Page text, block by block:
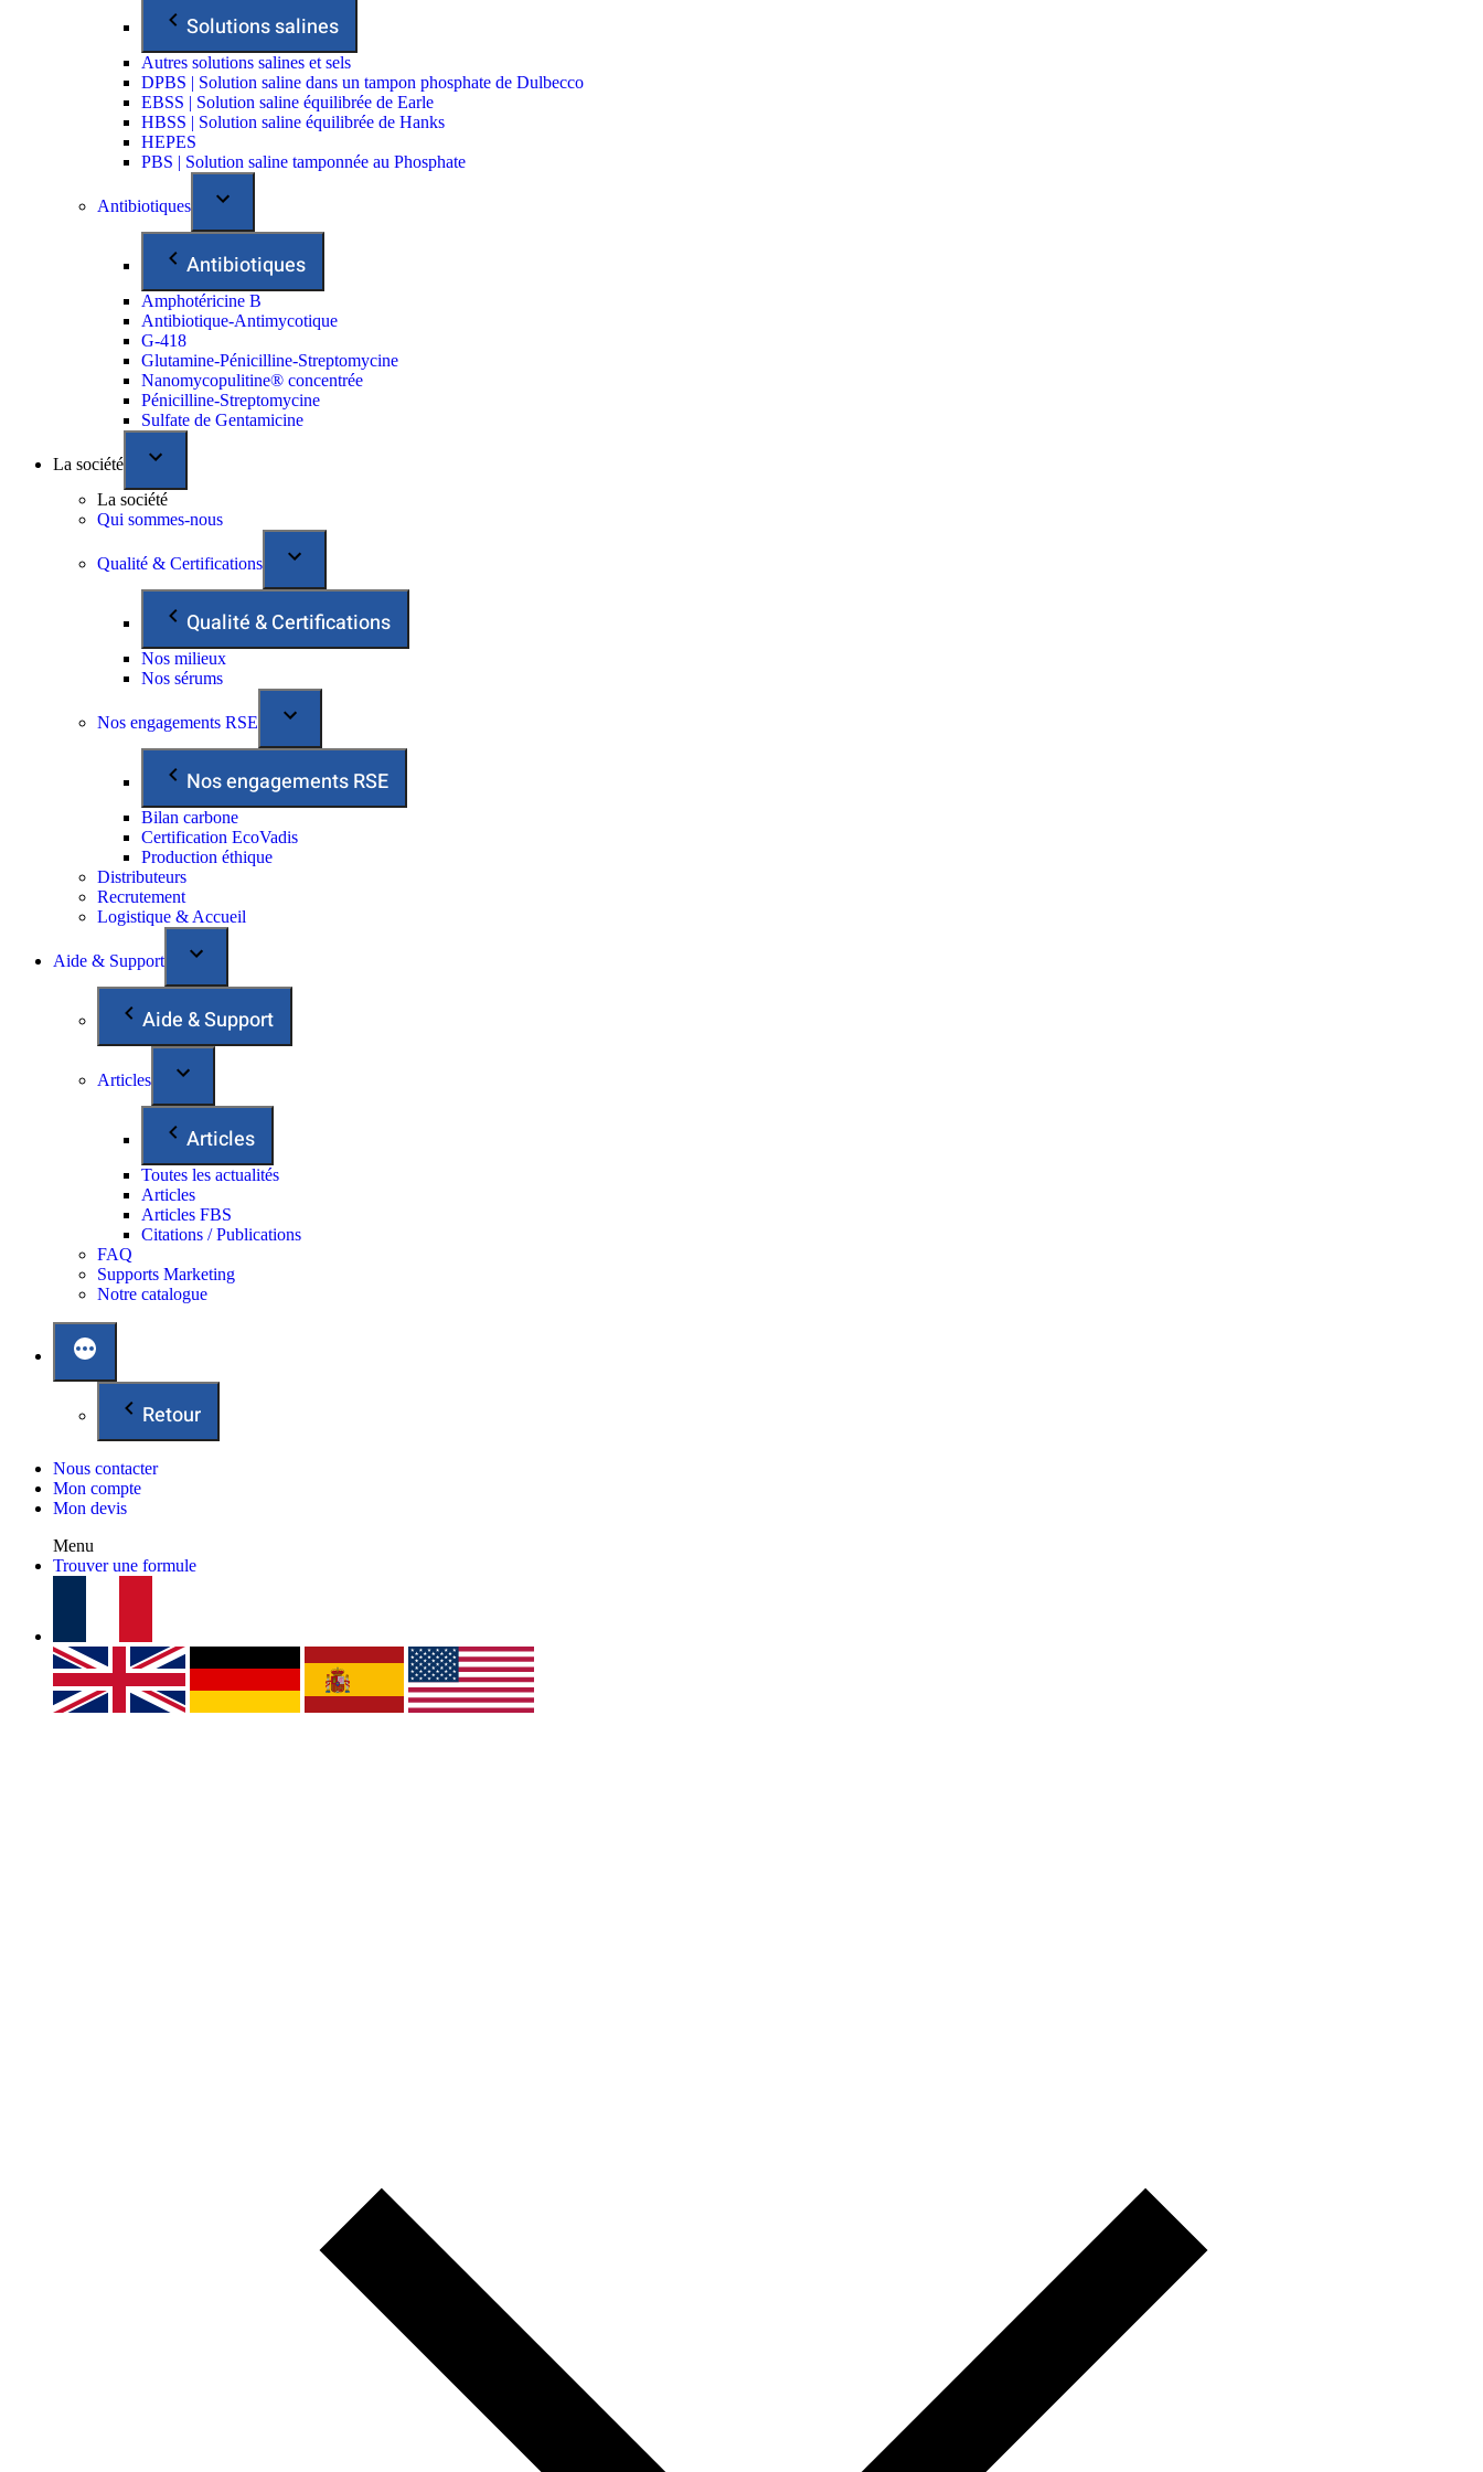
Solutions salines
Autres solutions salines et sels
DPBS | Solution saline dans un tampon phosphate de Dulbecco
EBSS | Solution saline équilibrée de Earle
HBSS | Solution saline équilibrée de Hanks
HEPES
PBS | Solution saline tamponnée au Phosphate
Antibiotiques
Antibiotiques
Amphotéricine B
Antibiotique-Antimycotique
G-418
Glutamine-Pénicilline-Streptomycine
Nanomycopulitine® concentrée
Pénicilline-Streptomycine
Sulfate de Gentamicine
La société
La société
Qui sommes-nous
Qualité & Certifications
Qualité & Certifications
Nos milieux
Nos sérums
Nos engagements RSE
Nos engagements RSE
Bilan carbone
Certification EcoVadis
Production éthique
Distributeurs
Recrutement
Logistique & Accueil
Aide & Support
Aide & Support
Articles
Articles
Toutes les actualités
Articles
Articles FBS
Citations / Publications
FAQ
Supports Marketing
Notre catalogue
Retour
Nous contacter
Mon compte
Mon devis
Menu
Trouver une formule